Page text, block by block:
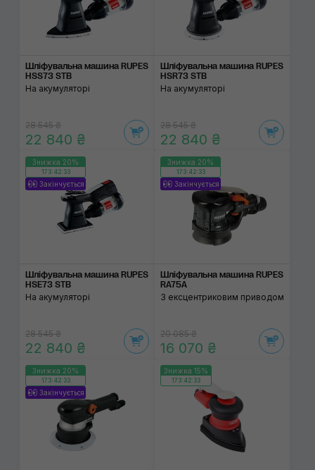
Шліфувальна машина RUPES
HSS73 STB
На акумуляторі
28 545 ₴
22 840 ₴
Шліфувальна машина RUPES
HSR73 STB
На акумуляторі
28 545 ₴
22 840 ₴
Знижка 20%
173:42:32
Закінчується
Шліфувальна машина RUPES
HSE73 STB
На акумуляторі
28 545 ₴
22 840 ₴
Знижка 20%
173:42:32
Закінчується
Шліфувальна машина RUPES
RA75A
З ексцентриковим приводом
20 085 ₴
16 070 ₴
Знижка 20%
173:42:32
Закінчується
Знижка 15%
173:42:32